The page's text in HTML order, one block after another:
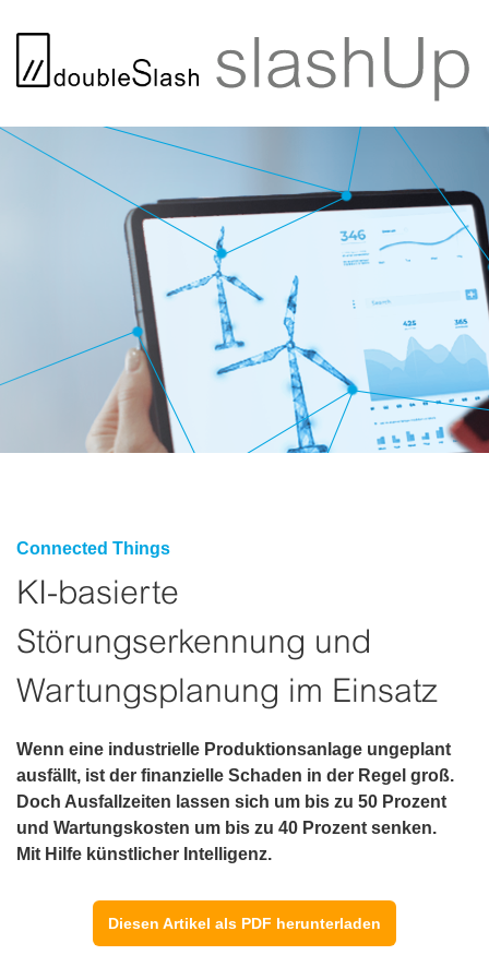
Connected Things
KI-basierte
Störungserkennung und
Wartungsplanung im Einsatz
Wenn eine industrielle Produktionsanlage ungeplant
ausfällt, ist der finanzielle Schaden in der Regel groß.
Doch Ausfallzeiten lassen sich um bis zu 50 Prozent
und Wartungskosten um bis zu 40 Prozent senken.
Mit Hilfe künstlicher Intelligenz.
Diesen Artikel als PDF herunterladen